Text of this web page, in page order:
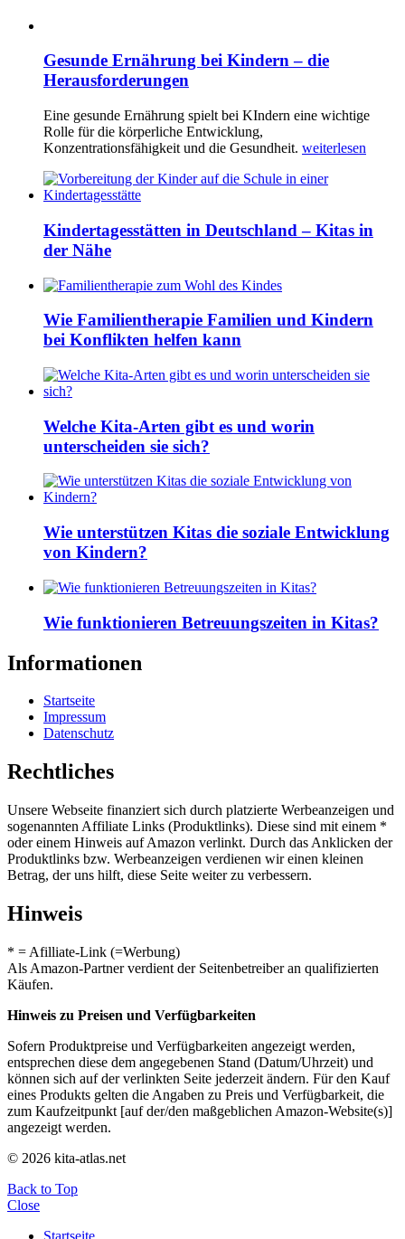
Gesunde Ernährung bei Kindern – die
Herausforderungen
Eine gesunde Ernährung spielt bei KIndern eine wichtige
Rolle für die körperliche Entwicklung,
Konzentrationsfähigkeit und die Gesundheit. weiterlesen
Kindertagesstätten in Deutschland – Kitas in
der Nähe
Wie Familientherapie Familien und Kindern
bei Konflikten helfen kann
Welche Kita-Arten gibt es und worin
unterscheiden sie sich?
Wie unterstützen Kitas die soziale Entwicklung
von Kindern?
Wie funktionieren Betreuungszeiten in Kitas?
Informationen
Startseite
Impressum
Datenschutz
Rechtliches
Unsere Webseite finanziert sich durch platzierte Werbeanzeigen und
sogenannten Affiliate Links (Produktlinks). Diese sind mit einem *
oder einem Hinweis auf Amazon verlinkt. Durch das Anklicken der
Produktlinks bzw. Werbeanzeigen verdienen wir einen kleinen
Betrag, der uns hilft, diese Seite weiter zu verbessern.
Hinweis
* = Afilliate-Link (=Werbung)
Als Amazon-Partner verdient der Seitenbetreiber an qualifizierten
Käufen.
Hinweis zu Preisen und Verfügbarkeiten
Sofern Produktpreise und Verfügbarkeiten angezeigt werden,
entsprechen diese dem angegebenen Stand (Datum/Uhrzeit) und
können sich auf der verlinkten Seite jederzeit ändern. Für den Kauf
eines Produkts gelten die Angaben zu Preis und Verfügbarkeit, die
zum Kaufzeitpunkt [auf der/den maßgeblichen Amazon-Website(s)]
angezeigt werden.
© 2026 kita-atlas.net
Back to Top
Close
Startseite